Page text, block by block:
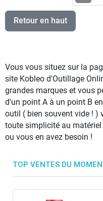
Retour en haut
Vous vous situez sur la
site Kobleo d'Outillage
grandes marques et vous
d'un point A à un point B
outil ( bien souvent vide ! )
toute simplicité au
ou vous en avez besoin !
TOP VENTES DU